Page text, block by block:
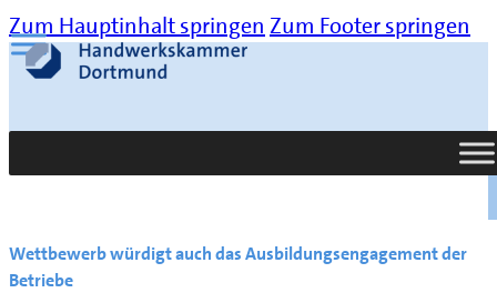
Zum Hauptinhalt springen Zum Footer springen
Suche
Wettbewerb würdigt auch das Ausbildungsengagement der
Betriebe